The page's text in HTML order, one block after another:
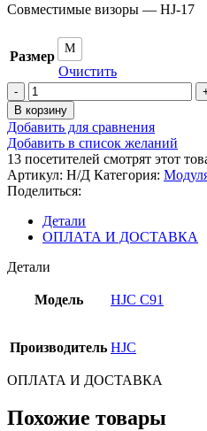
Совместимые визоры — HJ-17
Размер M
Очистить
Количество
товара
HJC
Шлем
C91
TALY
MC2SF
В корзину
Добавить для сравнения
Добавить в список желаний
13 посетителей смотрят этот
Артикул: Н/Д Категория:
Поделиться:
Детали
ОПЛАТА И ДОСТАВКА
Детали
Модель HJC C91
Производитель HJC
ОПЛАТА И ДОСТАВКА
Похожие товары